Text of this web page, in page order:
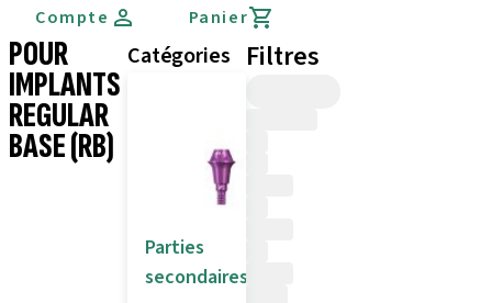
Compte Panier
POUR
IMPLANTS
REGULAR
BASE (RB)
Catégories
Parties
secondaires
Filtres